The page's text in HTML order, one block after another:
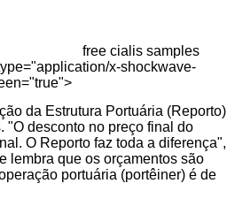
free cialis samples
x-shockwave-
da Estrutura Portuária (Reporto)
"O desconto no preço final do
O Reporto faz toda a diferença",
lembra que os orçamentos são
portuária (portêiner) é de